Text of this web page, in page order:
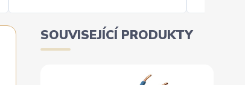
SOUVISEJÍCÍ PRODUKTY